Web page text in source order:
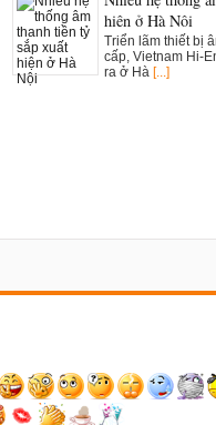
hiện ở Hà Nội
Triển lãm thiết bị
cấp, Vietnam Hi-
ra ở Hà [...]